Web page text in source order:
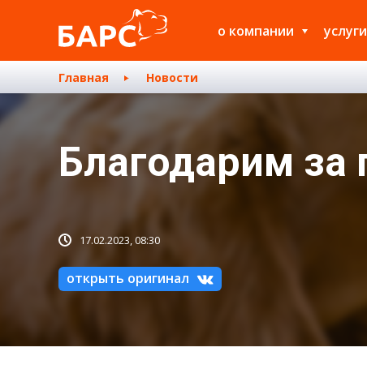
о компании
Главная Новости
Благодарим
17.02.2023, 08:30
открыть оригинал